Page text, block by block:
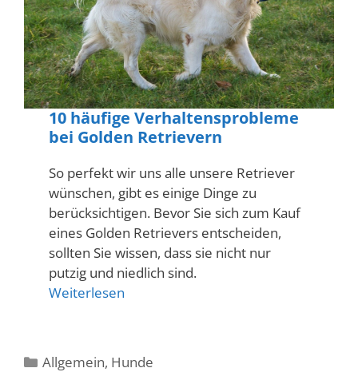
10 häufige Verhaltensprobleme
bei Golden Retrievern
So perfekt wir uns alle unsere Retriever
wünschen, gibt es einige Dinge zu
berücksichtigen. Bevor Sie sich zum Kauf
eines Golden Retrievers entscheiden,
sollten Sie wissen, dass sie nicht nur
putzig und niedlich sind.
Weiterlesen
Kategorien
Allgemein, Hunde